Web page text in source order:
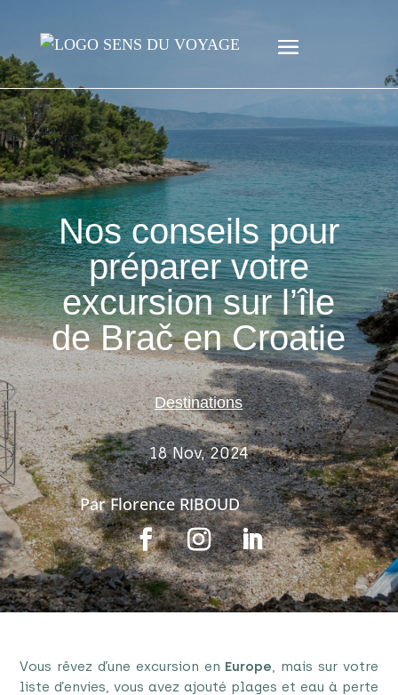
Nos conseils pour
préparer votre
excursion sur l’île
de Brač en Croatie
Destinations
18 Nov, 2024
ParFlorence RIBOUD
Vous rêvez d’une excursion en Europe, mais sur votre
liste d’envies, vous avez ajouté plages et eau à perte